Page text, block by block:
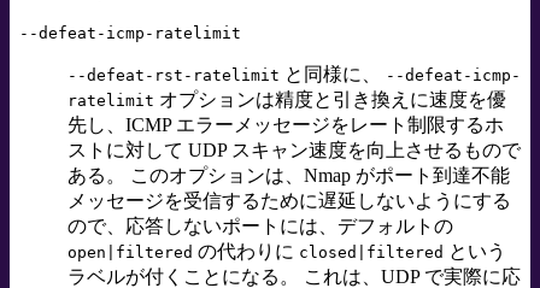
--defeat-icmp-ratelimit
--defeat-rst-ratelimit と同様に、
--defeat-icmp-
ratelimit オプションは精度と引き換えに速度を優
先し、ICMP エラーメッセージをレート制限するホ
ストに対して UDP スキャン速度を向上させるもので
ある。 このオプションは、Nmap がポート到達不能
メッセージを受信するために遅延しないようにする
ので、応答しないポートには、デフォルトの
open|filtered の代わりに closed|filtered という
ラベルが付くことになる。 これは、UDP で実際に応